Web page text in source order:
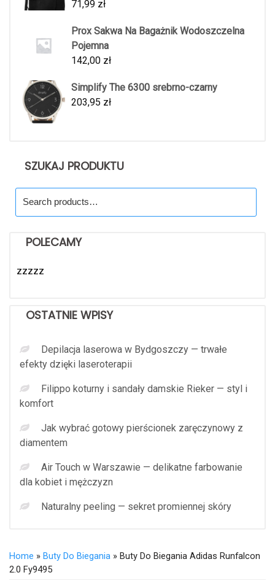
71,99 zł
Prox Sakwa Na Bagażnik Wodoszczelna
Pojemna
142,00 zł
Simplify The 6300 srebrno-czarny
203,95 zł
SZUKAJ PRODUKTU
for:
POLECAMY
zzzzz
OSTATNIE WPISY
Depilacja laserowa w Bydgoszczy — trwałe
efekty dzięki laseroterapii
Filippo koturny i sandały damskie Rieker — styl i
komfort
Jak wybrać gotowy pierścionek zaręczynowy z
diamentem
Air Touch w Warszawie — delikatne farbowanie
dla kobiet i mężczyzn
Naturalny peeling — sekret promiennej skóry
Home » Buty Do Biegania » Buty Do Biegania Adidas Runfalcon
2.0 Fy9495